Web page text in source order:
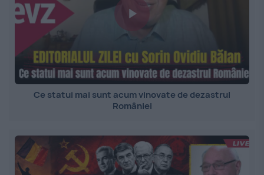
Ce statui mai sunt acum vinovate de dezastrul
României